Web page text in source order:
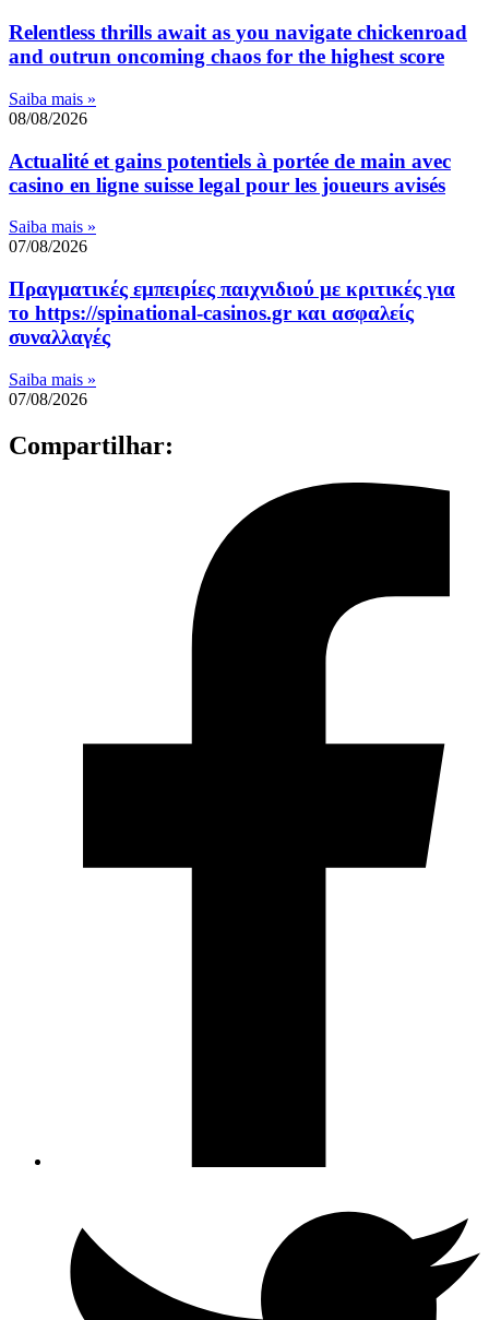
Relentless thrills await as you navigate chickenroad
and outrun oncoming chaos for the highest score
Saiba mais »
08/08/2026
Actualité et gains potentiels à portée de main avec
casino en ligne suisse legal pour les joueurs avisés
Saiba mais »
07/08/2026
Πραγματικές εμπειρίες παιχνιδιού με κριτικές για
το https://spinational-casinos.gr και ασφαλείς
συναλλαγές
Saiba mais »
07/08/2026
Compartilhar: